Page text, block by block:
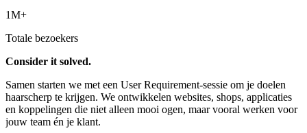
1M+
Totale bezoekers
Consider it solved.
Samen starten we met een User Requirement-sessie om je doelen
haarscherp te krijgen. We ontwikkelen websites, shops, applicaties
en koppelingen die niet alleen mooi ogen, maar vooral werken voor
jouw team én je klant.